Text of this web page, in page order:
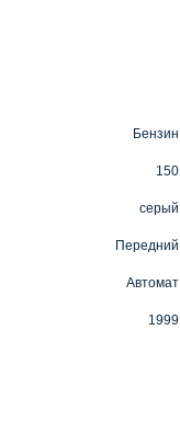
Бензин
150
серый
Передний
Автомат
1999